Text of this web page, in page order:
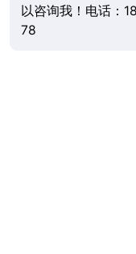
以咨询我！电话：
78